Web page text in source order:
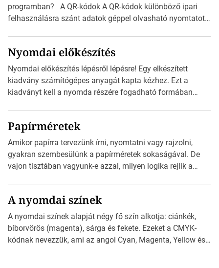
programban? A QR-kódok A QR-kódok különböző ipari
felhasználásra szánt adatok géppel olvasható nyomtatott
telepíthet egy QR-kód-leolvasó alkalmazást, ami leolvasni
és dekódolni képes az URL-információt és átirányítja a
telefon böngészőjét a cég weblapjára. A QR-kód
beolvasása után a felhasználó szöveges üzenetet kaphat,
Nyomdai előkészítés
Nyomdai előkészítés lépésről lépésre! Egy elkészített
kiadvány számítógépes anyagát kapta kézhez. Ezt a
kiadványt kell a nyomda részére fogadható formában
Illustratorban készült vektorgrafika. Minden esetben
konzultáljunk a nyomdával, mielőtt elkezdjük a nyomdai
előkészítést!Nehogy az elkészült munka után derüljön ki,
hogy valamit másképp kellett volna csinálni! […]
Papírméretek
Amikor papírra tervezünk írni, nyomtatni vagy rajzolni,
gyakran szembesülünk a papírméretek sokaságával. De
vajon tisztában vagyunk-e azzal, milyen logika rejlik a
a cikkben a papírméretek izgalmas világába kalauzolunk el
téged, hogy jobban megértsd, milyen szempontok alapján
érdemes választanod a jövőben. Bevezetés a
papírméretek világába A papírméretek […]
A nyomdai színek
A nyomdai színek alapját négy fő szín alkotja: ciánkék,
bíborvörös (magenta), sárga és fekete. Ezeket a CMYK-
kódnak nevezzük, ami az angol Cyan, Magenta, Yellow és